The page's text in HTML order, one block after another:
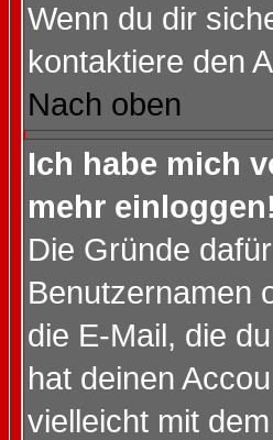
Wenn du dir
kontaktiere den
Nach oben
Ich habe mich
mehr einloggen!
Die Gründe
Benutzernamen
die E-Mail, die
hat deinen
vielleicht mit